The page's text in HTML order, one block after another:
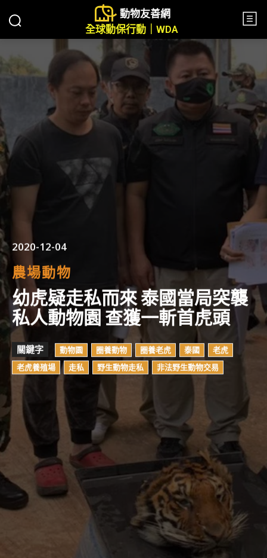
動物友善網
全球動保行動｜WDA
2020-12-04
農場動物
幼虎疑走私而來 泰國當局突襲
私人動物園 查獲一斬首虎頭
關鍵字 動物園 圈養動物 圈養老虎 泰國
老虎
老虎養殖場
走私 野生動物走私 非法野生動物交易